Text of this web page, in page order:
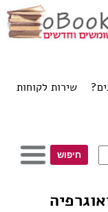
שירות לקוחות